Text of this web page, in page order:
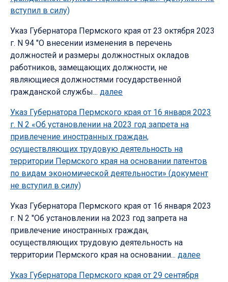
вступил в силу)
Указ Губернатора Пермского края от 23 октября 2023
г. N 94 "О внесении изменения в перечень
должностей и размеры должностных окладов
работников, замещающих должности, не
являющиеся должностями государственной
гражданской службы... далее
Указ Губернатора Пермского края от 16 января 2023
г. N 2 «Об установлении на 2023 год запрета на
привлечение иностранных граждан,
осуществляющих трудовую деятельность на
территории Пермского края на основании патентов
по видам экономической деятельности» (документ
не вступил в силу)
Указ Губернатора Пермского края от 16 января 2023
г. N 2 "Об установлении на 2023 год запрета на
привлечение иностранных граждан,
осуществляющих трудовую деятельность на
территории Пермского края на основании... далее
Указ Губернатора Пермского края от 29 сентября